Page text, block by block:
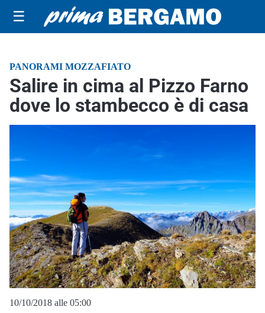
☰
PANORAMI MOZZAFIATO
Salire in cima al Pizzo Farno
dove lo stambecco è di casa
10/10/2018 alle 05:00